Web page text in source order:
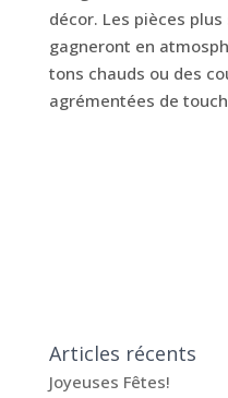
décor. Les pièces
gagneront en
tons chauds ou des
agrémentées de
Articles récents
Joyeuses Fêtes!